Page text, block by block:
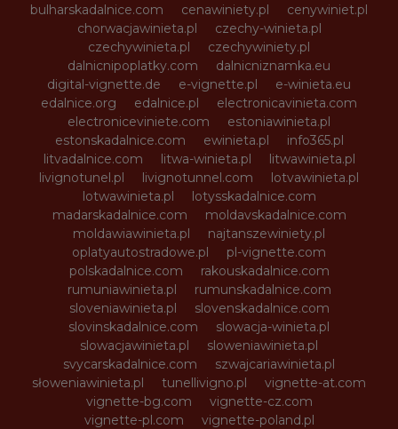
bulharskadalnice.com
cenawiniety.pl
cenywiniet.pl
chorwacjawinieta.pl
czechy-winieta.pl
czechywinieta.pl
czechywiniety.pl
dalnicnipoplatky.com
dalnicniznamka.eu
digital-vignette.de
e-vignette.pl
e-winieta.eu
edalnice.org
edalnice.pl
electronicavinieta.com
electroniceviniete.com
estoniawinieta.pl
estonskadalnice.com
ewinieta.pl
info365.pl
litvadalnice.com
litwa-winieta.pl
litwawinieta.pl
livignotunel.pl
livignotunnel.com
lotvawinieta.pl
lotwawinieta.pl
lotysskadalnice.com
madarskadalnice.com
moldavskadalnice.com
moldawiawinieta.pl
najtanszewiniety.pl
oplatyautostradowe.pl
pl-vignette.com
polskadalnice.com
rakouskadalnice.com
rumuniawinieta.pl
rumunskadalnice.com
sloveniawinieta.pl
slovenskadalnice.com
slovinskadalnice.com
slowacja-winieta.pl
slowacjawinieta.pl
sloweniawinieta.pl
svycarskadalnice.com
szwajcariawinieta.pl
słoweniawinieta.pl
tunellivigno.pl
vignette-at.com
vignette-bg.com
vignette-cz.com
vignette-pl.com
vignette-poland.pl